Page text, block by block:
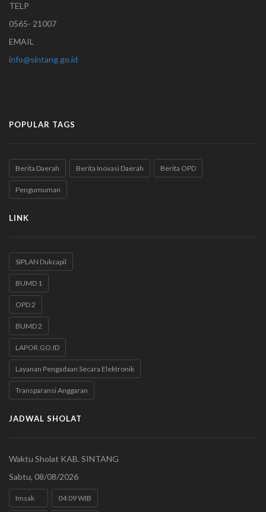
TELP
0565- 21007
EMAIL
info@sintang.go.id
POPULAR TAGS
Berita Daerah Berita Inovasi Daerah Berita OPD
Pengumuman
LINK
SIPLAN Dukcapil
BUMD 1
OPD 2
BUMD 2
LAPOR.GO.ID
Layanan Pengadaan Secara Elektronik
Transparansi Anggaran
JADWAL SHOLAT
Waktu Sholat KAB. SINTANG
Sabtu, 08/08/2026
Imsak 04:09 WIB